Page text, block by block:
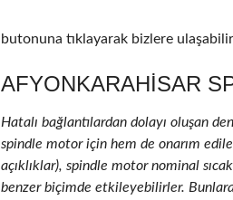
butonuna tıklayarak bizlere
AFYONKARAHISAR
Hatalı bağlantılardan dolayı oluşan
spindle motor için hem de onarım
açıklıklar), spindle motor nominal
benzer biçimde etkileyebilirler.